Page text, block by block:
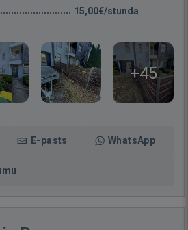
15,00€/stunda
+45
E-pasts WhatsApp